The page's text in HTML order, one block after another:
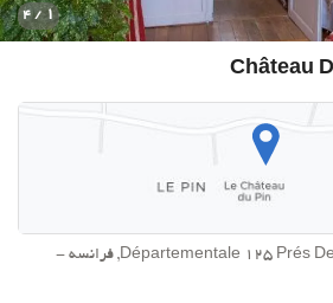
1
/ 4
Départementale 125 Prés De Montfort, 35750 Iffendic, فرانسه -